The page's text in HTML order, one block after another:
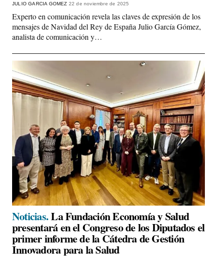
JULIO GARCIA GOMEZ 22 de noviembre de 2025
Experto en comunicación revela las claves de expresión de los
mensajes de Navidad del Rey de España Julio García Gómez,
analista de comunicación y…
Noticias.La Fundación Economía y Salud
presentará en el Congreso de los Diputados el
primer informe de la Cátedra de Gestión
Innovadora para la Salud